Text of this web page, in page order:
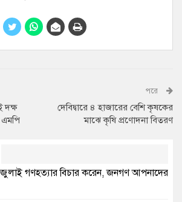
দক্ষ
পরে
দেবিদ্বারে ৪ হাজারের বেশি কৃষকের
মাঝে কৃষি প্রণোদনা বিতরণ
জুলাই গণহত্যার বিচার করেন, জনগণ আপনাদের